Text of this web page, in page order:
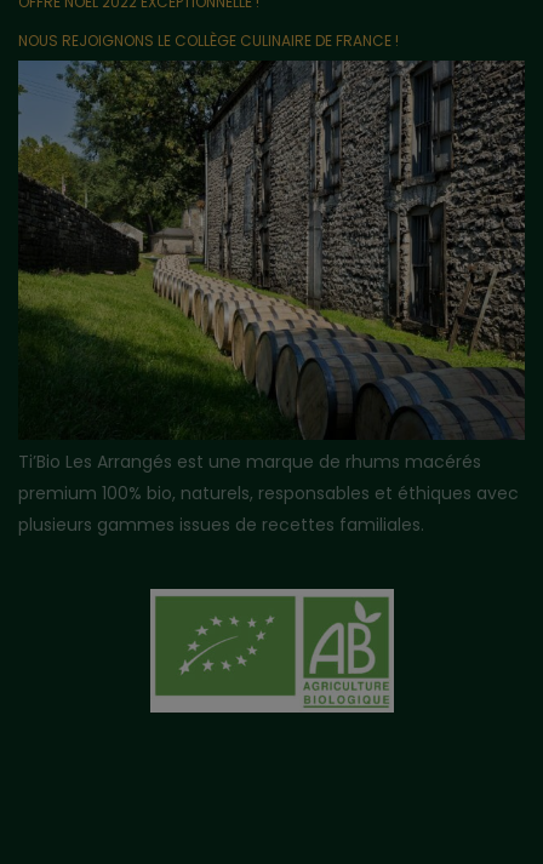
NOUS REJOIGNONS LE COLLÈGE CULINAIRE DE FRANCE !
Ti’Bio Les Arrangés est une marque de rhums macérés
premium 100% bio, naturels, responsables et éthiques avec
plusieurs gammes issues de recettes familiales.